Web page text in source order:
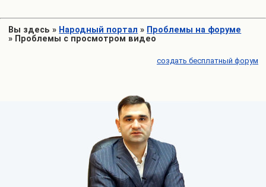
Вы здесь » Народный портал » Проблемы на форуме
» Проблемы с просмотром видео
создать бесплатный форум